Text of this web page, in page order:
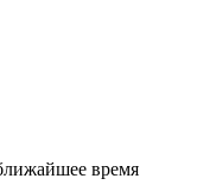
время